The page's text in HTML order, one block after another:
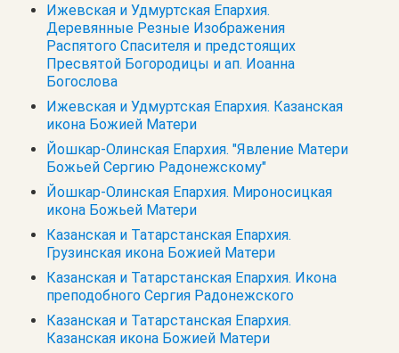
Ижевская и Удмуртская Епархия.
Деревянные Резные Изображения
Распятого Спасителя и предстоящих
Пресвятой Богородицы и ап. Иоанна
Богослова
Ижевская и Удмуртская Епархия. Казанская
икона Божией Матери
Йошкар-Олинская Епархия. "Явление Матери
Божьей Сергию Радонежскому"
Йошкар-Олинская Епархия. Мироносицкая
икона Божьей Матери
Казанская и Татарстанская Епархия.
Грузинская икона Божией Матери
Казанская и Татарстанская Епархия. Икона
преподобного Сергия Радонежского
Казанская и Татарстанская Епархия.
Казанская икона Божией Матери